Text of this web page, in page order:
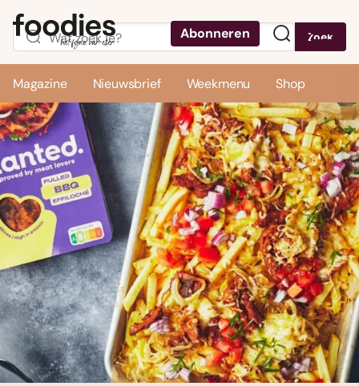
Abonneren Zoek
Magazine Nieuwsbrief Weekmenu Shop